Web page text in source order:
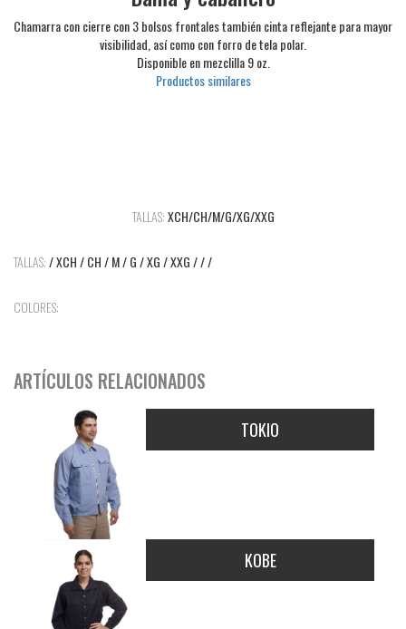
Chamarra con cierre con 3 bolsos frontales también cinta reflejante para mayor
visibilidad, así como con forro de tela polar.
Disponible en mezclilla 9 oz.
Productos similares
TALLAS:XCH/CH/M/G/XG/XXG
TALLAS:/ XCH / CH / M / G / XG / XXG / / /
COLORES:
ARTÍCULOS RELACIONADOS
TOKIO
KOBE